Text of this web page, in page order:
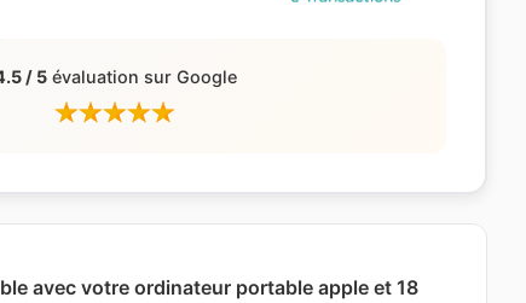
/ 5évaluation sur Google
avec votre ordinateur portable apple et 18